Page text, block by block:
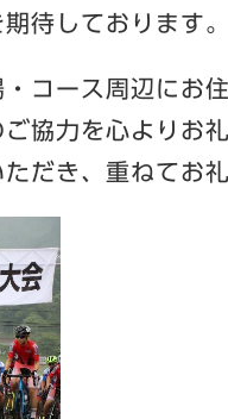
待しております。
コース周辺にお
協力を心よりお
だき、重ねてお